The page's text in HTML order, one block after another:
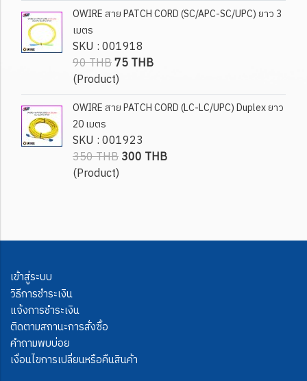
OWIRE สาย PATCH CORD (SC/APC-SC/UPC) ยาว 3
เมตร
SKU : 001918
90 THB75 THB
(Product)
OWIRE สาย PATCH CORD (LC-LC/UPC) Duplex ยาว
20 เมตร
SKU : 001923
350 THB300 THB
(Product)
เข้าสู่ระบบ
วิธีการชำระเงิน
แจ้งการชำระเงิน
ติดตามสถานะการสั่งซื้อ
คำถามพบบ่อย
เงื่อนไขการเปลี่ยนหรือคืนสินค้า